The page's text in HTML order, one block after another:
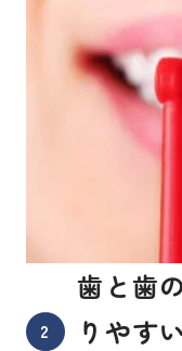
歯と歯
りやす